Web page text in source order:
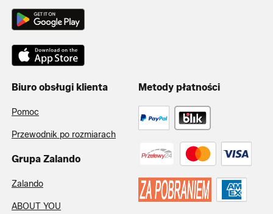
Biuro obsługi klienta
Pomoc
Przewodnik po rozmiarach
Grupa Zalando
Zalando
ABOUT YOU
Metody płatności